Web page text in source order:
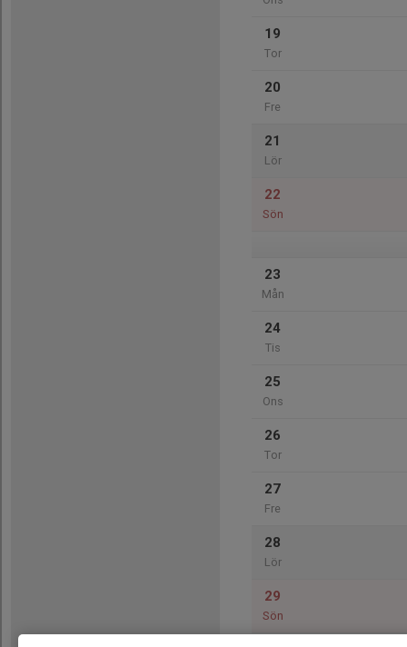
19
Tor
20
Fre
21
Lör
22
Sön
23
Mån
24
Tis
25
Ons
26
Tor
27
Fre
28
Lör
29
Sön